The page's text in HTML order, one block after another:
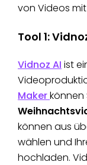
von Videos
Tool 1:
Vidnoz AI ist
Makerkönnen
können aus
wählen und
hochladen.